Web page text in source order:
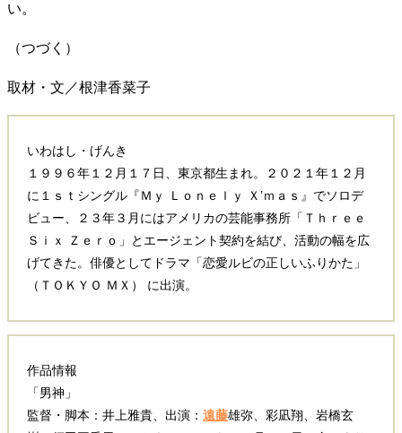
い。
（つづく）
取材・文／根津香菜子
いわはし・げんき
１９９６年１２月１７日、東京都生まれ。２０２１年１２月
に１ｓｔシングル『Ｍｙ Ｌｏｎｅｌｙ Ｘ’ｍａｓ』でソロデ
ビュー、２３年３月にはアメリカの芸能事務所「Ｔｈｒｅｅ
Ｓｉｘ Ｚｅｒｏ」とエージェント契約を結び、活動の幅を広
げてきた。俳優としてドラマ「恋愛ルビの正しいふりかた」
（ＴＯＫＹＯ ＭＸ） に出演。
作品情報
「男神」
監督・脚本：井上雅貴、出演： 遠藤雄弥、彩凪翔、岩橋玄